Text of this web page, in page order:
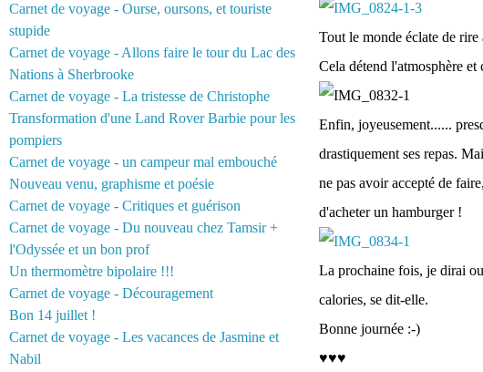
Carnet de voyage - Ourse, oursons, et touriste
stupide
Carnet de voyage - Allons faire le tour du Lac des
Nations à Sherbrooke
Carnet de voyage - La tristesse de Christophe
Transformation d'une Land Rover Barbie pour les
pompiers
Carnet de voyage - un campeur mal embouché
Nouveau venu, graphisme et poésie
Carnet de voyage - Critiques et guérison
Carnet de voyage - Du nouveau chez Tamsir +
l'Odyssée et un bon prof
Un thermomètre bipolaire !!!
Carnet de voyage - Découragement
Bon 14 juillet !
Carnet de voyage - Les vacances de Jasmine et
Nabil
Tout le monde éclate de
Cela détend l'atmosphère et
Enfin, joyeusement......
drastiquement ses repas.
ne pas avoir accepté de
d'acheter un hamburger !
La prochaine fois, je dirai
calories, se dit-elle.
Bonne journée :-)
♥♥♥